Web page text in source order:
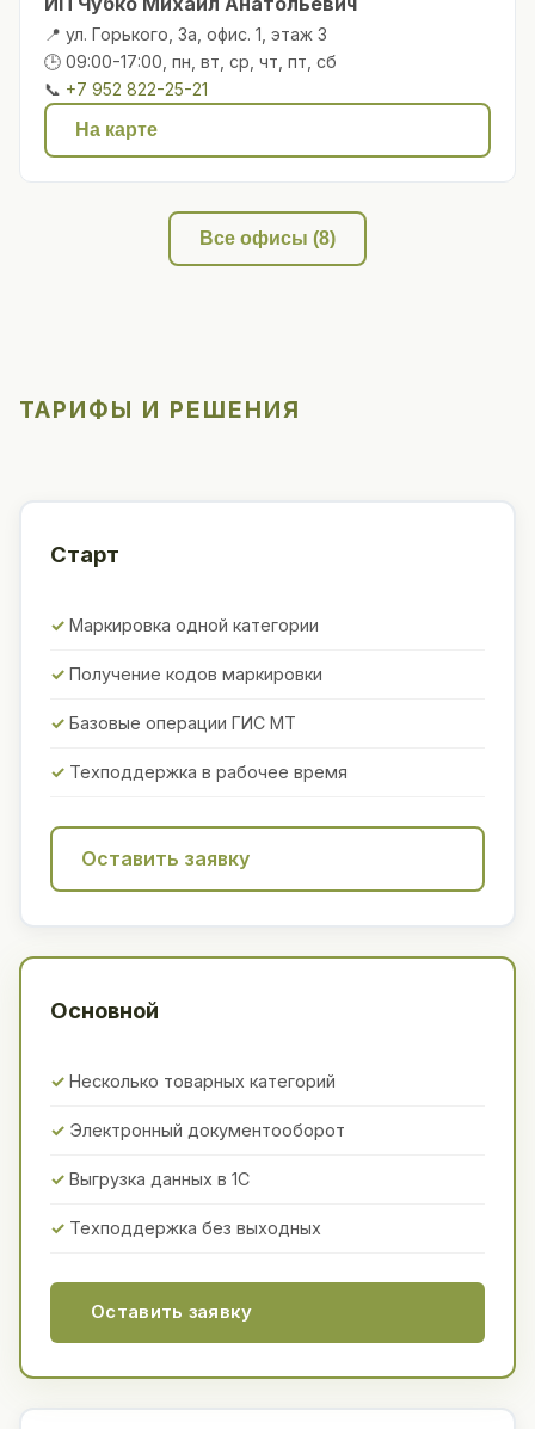
📍 ул. Горького, 3а, офис. 1, этаж 3
🕒 09:00-17:00, пн, вт, ср, чт, пт, сб
📞 +7 952 822-25-21
На карте
Все офисы (8)
ТАРИФЫ И РЕШЕНИЯ
Старт
Маркировка одной категории
Получение кодов маркировки
Базовые операции ГИС МТ
Техподдержка в рабочее время
Оставить заявку
Основной
Несколько товарных категорий
Электронный документооборот
Выгрузка данных в 1С
Техподдержка без выходных
Оставить заявку